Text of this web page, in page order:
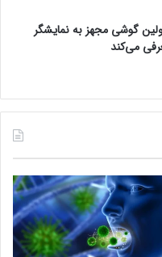
گوشی مجهز به نمایشگر
می‌کند